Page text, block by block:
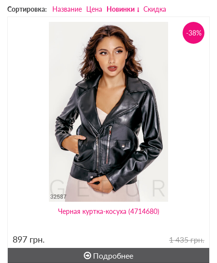
Сортировка: Название Цена Новинки Скидка
Черная куртка-косуха (4714680)
-38%
897 грн.
1 435 грн.
Подробнее